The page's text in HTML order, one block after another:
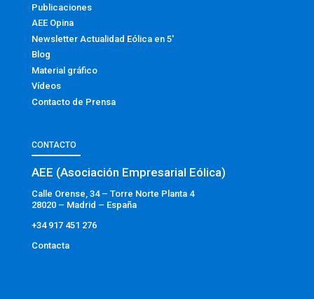
Publicaciones
AEE Opina
Newsletter Actualidad Eólica en 5′
Blog
Material gráfico
Vídeos
Contacto de Prensa
CONTACTO
AEE (Asociación Empresarial Eólica)
Calle Orense, 34 – Torre Norte Planta 4
28020 – Madrid – España
+34 917 451 276
Contacta